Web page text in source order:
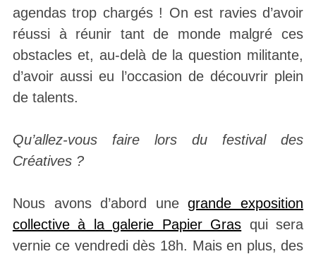
agendas trop chargés ! On est ravies d’avoir
réussi à réunir tant de monde malgré ces
obstacles et, au-delà de la question militante,
d’avoir aussi eu l’occasion de découvrir plein
de talents.
Qu’allez-vous faire lors du festival des
Créatives ?
Nous avons d’abord unegrande exposition
collective à la galerie Papier Gras qui sera
vernie ce vendredi dès 18h. Mais en plus, des